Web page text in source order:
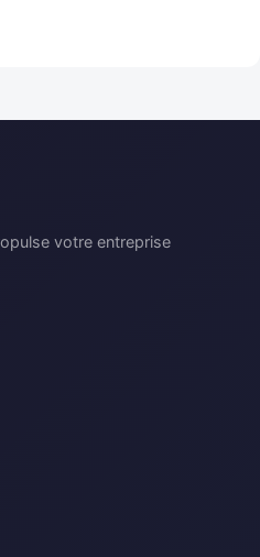
votre entreprise